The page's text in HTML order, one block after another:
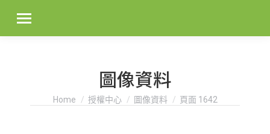
圖像資料
You are here:
Home 授權中心 圖像資料 頁面 1642